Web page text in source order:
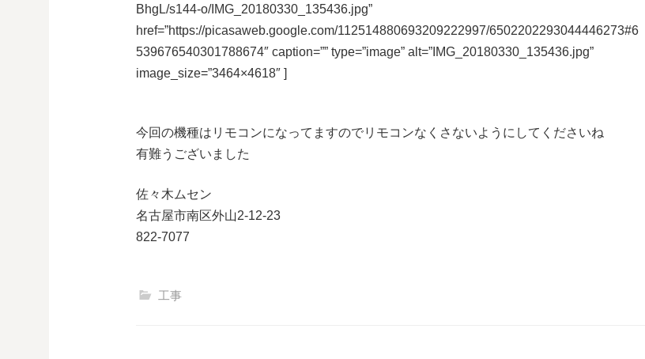
BhgL/s144-o/IMG_20180330_135436.jpg”
href=”https://picasaweb.google.com/112514880693209222997/6502202293044446273#6
539676540301788674″ caption=”” type=”image” alt=”IMG_20180330_135436.jpg”
image_size=”3464×4618″ ]
今回の機種はリモコンになってますのでリモコンなくさないようにしてくださいね
有難うございました
佐々木ムセン
名古屋市南区外山2-12-23
822-7077
工事